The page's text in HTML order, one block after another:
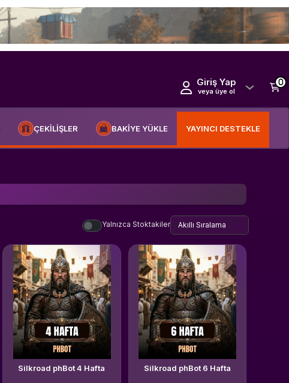
Giriş Yap
veya üye ol
0
ÇEKİLİŞLER BAKİYE YÜKLE YAYINCI DESTEKLE
Yalnızca Stoktakiler
Silkroad phBot 4 Hafta Silkroad phBot 6 Hafta